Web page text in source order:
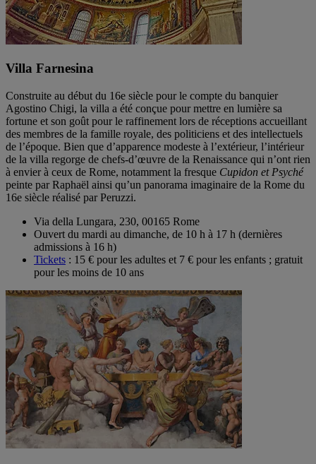
Villa Farnesina
Construite au début du 16e siècle pour le compte du banquier
Agostino Chigi, la villa a été conçue pour mettre en lumière sa
fortune et son goût pour le raffinement lors de réceptions accueillant
des membres de la famille royale, des politiciens et des intellectuels
de l’époque. Bien que d’apparence modeste à l’extérieur, l’intérieur
de la villa regorge de chefs-d’œuvre de la Renaissance qui n’ont rien
à envier à ceux de Rome, notamment la fresque Cupidon et Psyché
peinte par Raphaël ainsi qu’un panorama imaginaire de la Rome du
16e siècle réalisé par Peruzzi.
Via della Lungara, 230, 00165 Rome
Ouvert du mardi au dimanche, de 10 h à 17 h (dernières
admissions à 16 h)
Tickets : 15 € pour les adultes et 7 € pour les enfants ; gratuit
pour les moins de 10 ans